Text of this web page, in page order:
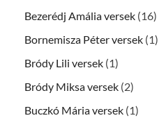
Bezerédj Amália versek (16)
Bornemisza Péter versek (1)
Bródy Lili versek (1)
Bródy Miksa versek (2)
Buczkó Mária versek (1)